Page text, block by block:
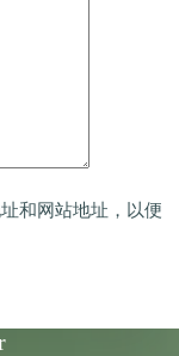
和网站地址，以便